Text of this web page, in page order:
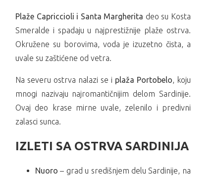
Plaže Capriccioli i Santa Margherita deo su Kosta
Smeralde i spadaju u najprestižnije plaže ostrva.
Okružene su borovima, voda je izuzetno čista, a
uvale su zaštićene od vetra.
Na severu ostrva nalazi se i plaža Portobelo, koju
mnogi nazivaju najromantičnijim delom Sardinije.
Ovaj deo krase mirne uvale, zelenilo i predivni
zalasci sunca.
IZLETI SA OSTRVA SARDINIJA
Nuoro – grad u središnjem delu Sardinije, na